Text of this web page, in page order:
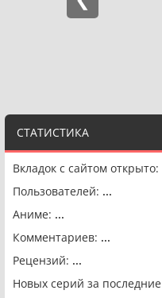
СТАТИСТИКА
Вкладок с сайтом открыто:
Пользователей: ...
Аниме: ...
Комментариев: ...
Рецензий: ...
Новых серий за последние